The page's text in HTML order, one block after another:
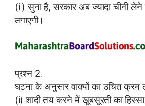
(ii) सुना है, सरकार अब ज्यादा चीनी लेने
लगाएगी।
प्रश्न 2.
घटना के अनुसार वाक्यों का उचित क्रम
(i) शादी तय करने में खूबसूरती का हिस्सा